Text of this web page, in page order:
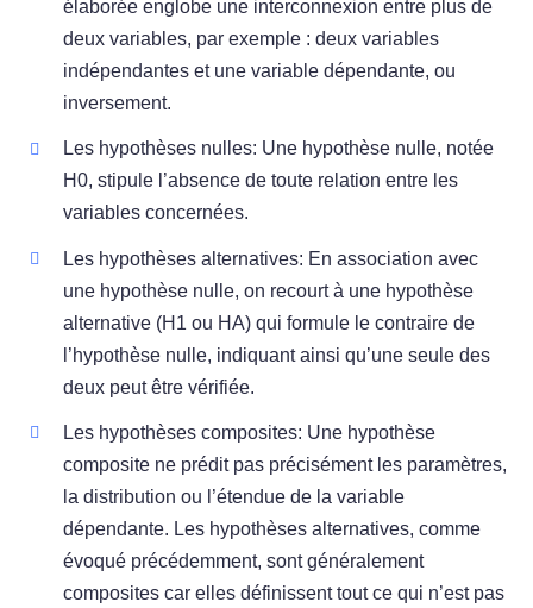
élaborée englobe une interconnexion entre plus de
deux variables, par exemple : deux variables
indépendantes et une variable dépendante, ou
inversement.
Les hypothèses nulles: Une hypothèse nulle, notée
H0, stipule l’absence de toute relation entre les
variables concernées.
Les hypothèses alternatives: En association avec
une hypothèse nulle, on recourt à une hypothèse
alternative (H1 ou HA) qui formule le contraire de
l’hypothèse nulle, indiquant ainsi qu’une seule des
deux peut être vérifiée.
Les hypothèses composites: Une hypothèse
composite ne prédit pas précisément les paramètres,
la distribution ou l’étendue de la variable
dépendante. Les hypothèses alternatives, comme
évoqué précédemment, sont généralement
composites car elles définissent tout ce qui n’est pas